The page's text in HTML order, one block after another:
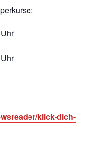
klick-dich-